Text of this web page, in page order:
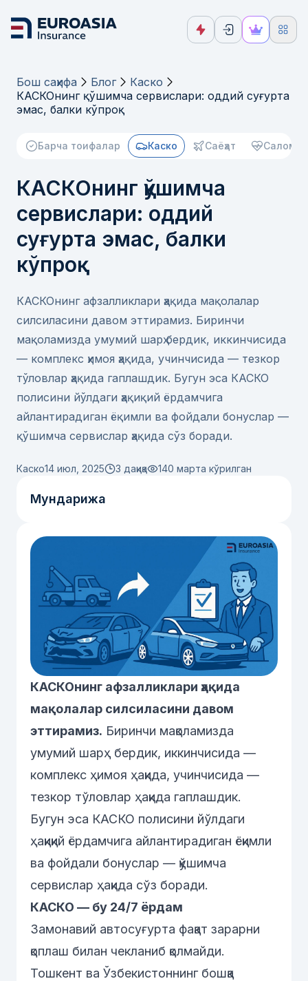
Бош саҳифа Блог
Каско
КАСКОнинг қўшимча сервислари: оддий суғурта
эмас, балки кўпроқ
Барча тоифалар Каско Саёҳат
КАСКОнинг қўшимча
сервислари: оддий
суғурта эмас, балки
кўпроқ
КАСКОнинг афзалликлари ҳақида мақолалар
силсиласини давом эттирамиз. Биринчи
мақоламизда умумий шарҳ бердик, иккинчисида
— комплекс ҳимоя ҳақида, учинчисида — тезкор
тўловлар ҳақида гаплашдик. Бугун эса КАСКО
полисини йўлдаги ҳақиқий ёрдамчига
айлантирадиган ёқимли ва фойдали бонуслар —
қўшимча сервислар ҳақида сўз боради.
Каско14 июл, 2025 3 дақиқа 140 марта кўрилган
Мундарижа
КАСКОнинг афзалликлари ҳақида
мақолалар силсиласини давом
эттирамиз. Биринчи мақоламизда
умумий шарҳ бердик, иккинчисида —
комплекс ҳимоя ҳақида, учинчисида —
тезкор тўловлар ҳақида гаплашдик.
Бугун эса КАСКО полисини йўлдаги
ҳақиқий ёрдамчига айлантирадиган ёқимли
ва фойдали бонуслар — қўшимча
сервислар ҳақида сўз боради.
КАСКО — бу 24/7 ёрдам
Замонавий автосуғурта фақат зарарни
қоплаш билан чекланиб қолмайди.
Тошкент ва Ўзбекистоннинг бошқа